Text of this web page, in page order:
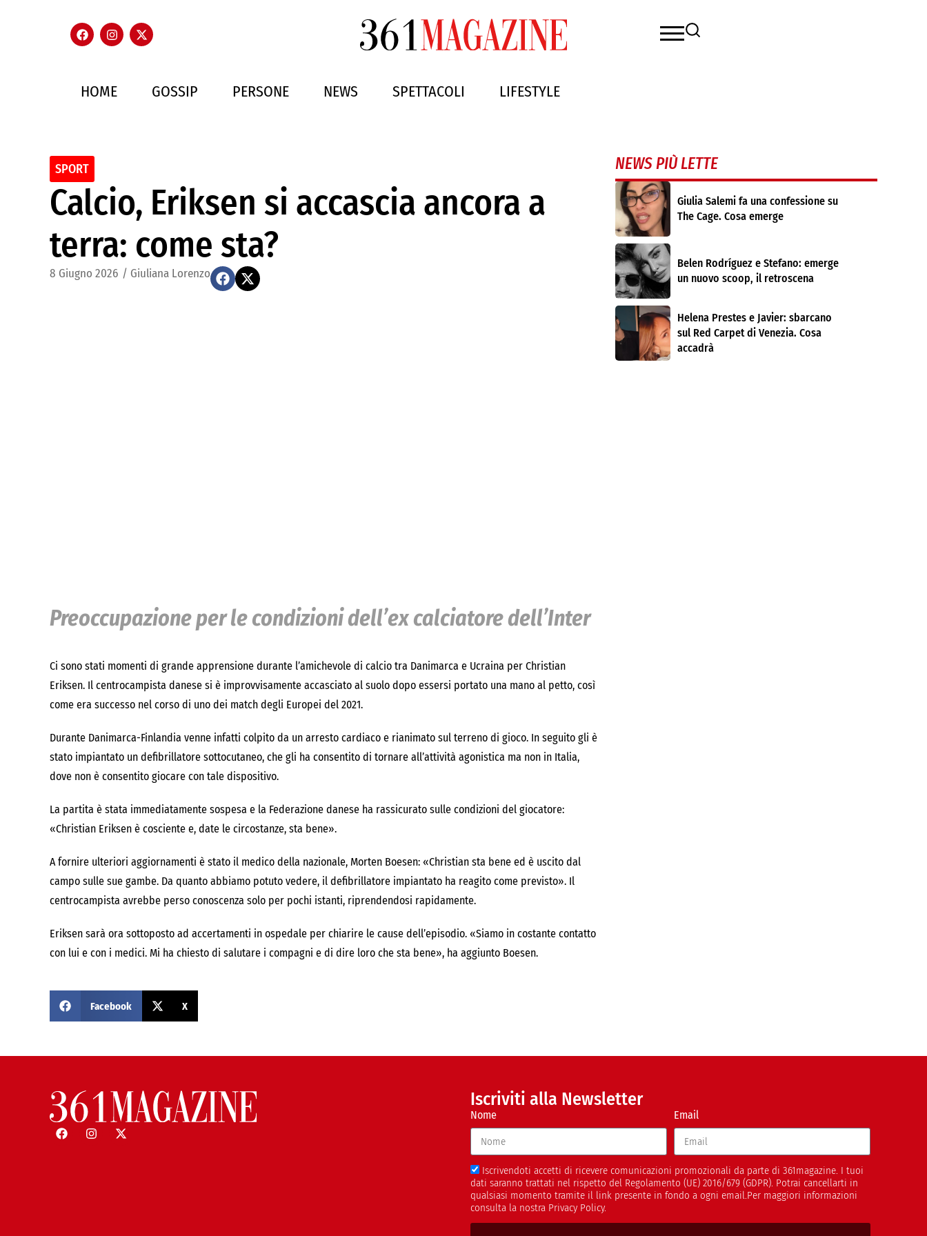
HOME GOSSIP PERSONE NEWS SPETTACOLI LIFESTYLE
SPORT
Calcio, Eriksen si accascia ancora a
terra: come sta?
8 Giugno 2026 / Giuliana Lorenzo
Preoccupazione per le condizioni dell’ex calciatore dell’Inter
Ci sono stati momenti di grande apprensione durante l’amichevole di calcio tra Danimarca e Ucraina per Christian
Eriksen. Il centrocampista danese si è improvvisamente accasciato al suolo dopo essersi portato una mano al petto, così
come era successo nel corso di uno dei match degli Europei del 2021.
Durante Danimarca-Finlandia venne infatti colpito da un arresto cardiaco e rianimato sul terreno di gioco. In seguito gli è
stato impiantato un defibrillatore sottocutaneo, che gli ha consentito di tornare all’attività agonistica ma non in Italia,
dove non è consentito giocare con tale dispositivo.
La partita è stata immediatamente sospesa e la Federazione danese ha rassicurato sulle condizioni del giocatore:
«Christian Eriksen è cosciente e, date le circostanze, sta bene».
A fornire ulteriori aggiornamenti è stato il medico della nazionale, Morten Boesen: «Christian sta bene ed è uscito dal
campo sulle sue gambe. Da quanto abbiamo potuto vedere, il defibrillatore impiantato ha reagito come previsto». Il
centrocampista avrebbe perso conoscenza solo per pochi istanti, riprendendosi rapidamente.
Eriksen sarà ora sottoposto ad accertamenti in ospedale per chiarire le cause dell’episodio. «Siamo in costante contatto
con lui e con i medici. Mi ha chiesto di salutare i compagni e di dire loro che sta bene», ha aggiunto Boesen.
Facebook X
NEWS PIÙ LETTE
Giulia Salemi fa una confessione su
The Cage. Cosa emerge
Belen Rodríguez e Stefano: emerge
un nuovo scoop, il retroscena
Helena Prestes e Javier: sbarcano
sul Red Carpet di Venezia. Cosa
accadrà
Iscriviti alla Newsletter
Nome Email
Iscrivendoti accetti di ricevere comunicazioni promozionali da parte di 361magazine. I tuoi
dati saranno trattati nel rispetto del Regolamento (UE) 2016/679 (GDPR). Potrai cancellarti in
qualsiasi momento tramite il link presente in fondo a ogni email.Per maggiori informazioni
consulta la nostra Privacy Policy.